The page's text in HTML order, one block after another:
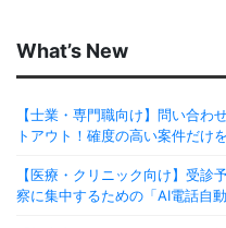
What’s New
【士業・専門職向け】問い合わ
トアウト！確度の高い案件だけ
【医療・クリニック向け】受
察に集中するための「AI電話自